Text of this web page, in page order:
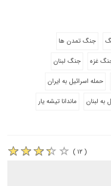
جنگ تمدن ها
غزه
جنگ لبنان
حمله اسرائیل به ایران
به لبنان ماندانا تیشه یار
( ۱۲ )